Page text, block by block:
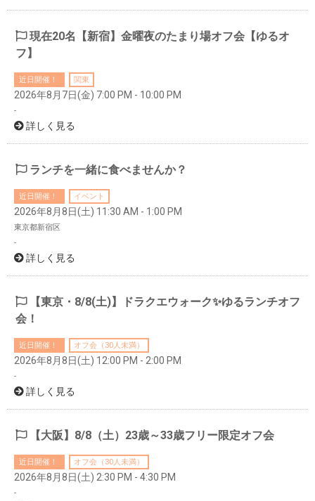
現在20名【新宿】金曜夜のたまり場オフ会【ゆるオ
フ】
近日開催！ 関東
2026年8月7日(金) 7:00 PM - 10:00 PM
-
詳しく見る
ランチを一緒に食べませんか？
近日開催！ イベント
2026年8月8日(土) 11:30 AM - 1:00 PM
東京都新宿区
-
詳しく見る
【東京・8/8(土)】ドラクエウォーク✨ゆるランチオフ
会！
近日開催！ オフ会（30人未満）
2026年8月8日(土) 12:00 PM - 2:00 PM
-
詳しく見る
【大阪】8/8（土）23歳～33歳フリー限定オフ会
近日開催！ オフ会（30人未満）
2026年8月8日(土) 2:30 PM - 4:30 PM
-